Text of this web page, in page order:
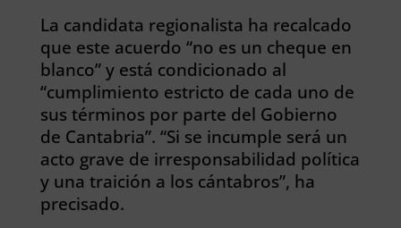
La candidata regionalista ha recalcado
que este acuerdo “no es un cheque en
blanco” y está condicionado al
“cumplimiento estricto de cada uno de
sus términos por parte del Gobierno
de Cantabria”. “Si se incumple será un
acto grave de irresponsabilidad política
y una traición a los cántabros”, ha
precisado.